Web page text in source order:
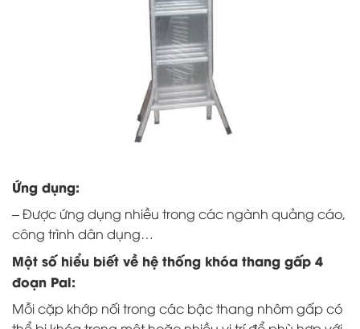
Ứng dụng:
– Được ứng dụng nhiều trong các ngành quảng cáo,
công trình dân dụng…
Một số hiểu biết về hệ thống khóa thang gấp 4
đoạn Pal:
Mỗi cặp khớp nối trong các bậc thang nhôm gấp có